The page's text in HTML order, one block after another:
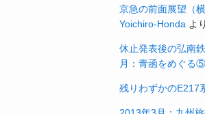
京急の前面展望（
Yoichiro-Honda より
休止発表後の弘南
月：青函をめぐる⑤
残りわずかのE217